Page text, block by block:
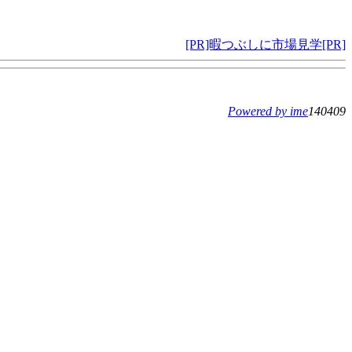
[PR]暇つぶしに市場見学[PR]
Powered by ime140409